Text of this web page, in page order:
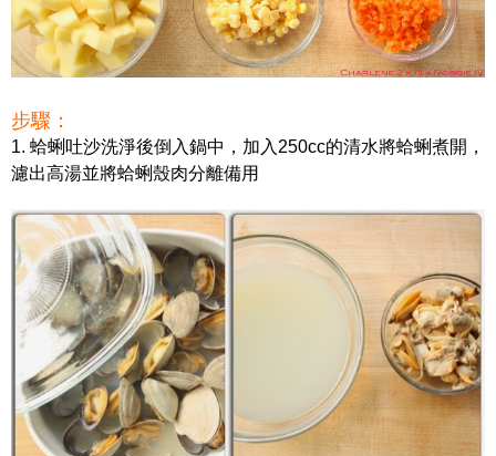
步驟：
1. 蛤蜊吐沙洗淨後倒入鍋中，加入250cc的清水將蛤蜊煮開，
濾出高湯並將蛤蜊殼肉分離備用